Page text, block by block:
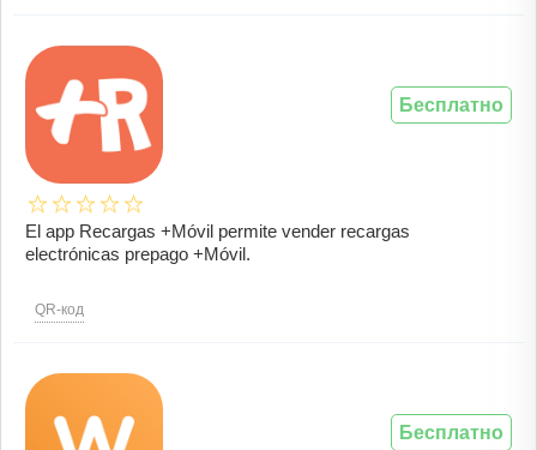
El app Recargas +Móvil permite vender recargas
electrónicas prepago +Móvil.
QR-код
Бесплатно
Бесплатно